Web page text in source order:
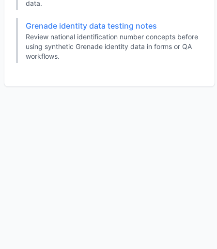
data.
Grenade identity data testing notes
Review national identification number concepts before
using synthetic Grenade identity data in forms or QA
workflows.